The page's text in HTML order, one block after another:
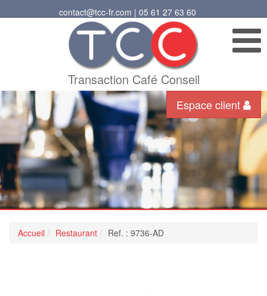
contact@tcc-fr.com | 05 61 27 63 60
Transaction Café Conseil
Espace client
Accueil Restaurant Ref. : 9736-AD